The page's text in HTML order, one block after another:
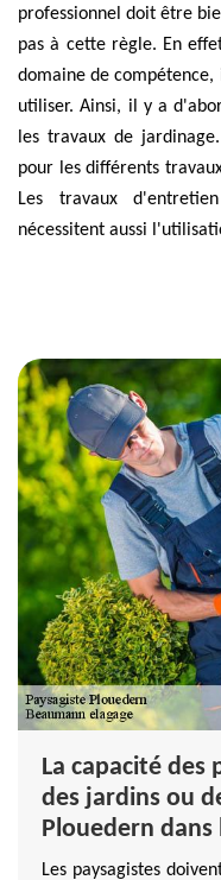
professionnel doit être
pas à cette règle. En
domaine de
utiliser. Ainsi, il y a
les travaux de
pour les différents
Les travaux
nécessitent aussi
La capacité des
des jardins ou
Plouedern dans
Les paysagistes